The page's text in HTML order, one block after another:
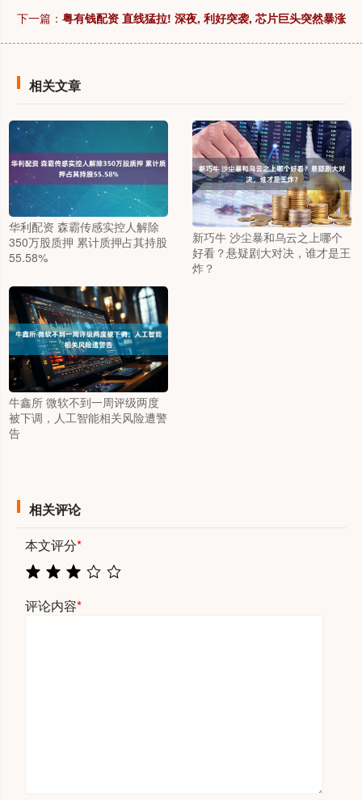
下一篇： 粤有钱配资 直线猛拉! 深夜, 利好突袭, 芯片巨头突然暴涨
相关文章
华利配资 森霸传感实控人解除
350万股质押 累计质押占其持股
55.58%
新巧牛 沙尘暴和乌云之上哪个
好看？悬疑剧大对决，谁才是王
炸？
牛鑫所 微软不到一周评级两度
被下调，人工智能相关风险遭警
告
相关评论
本文评分*
评论内容*